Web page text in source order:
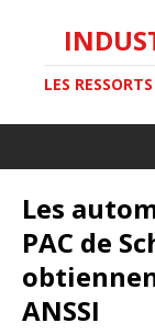
LES
Les
PAC de
ANSSI